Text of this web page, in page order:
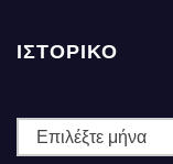
ΙΣΤΟΡΙΚΌ
Ιστορικό